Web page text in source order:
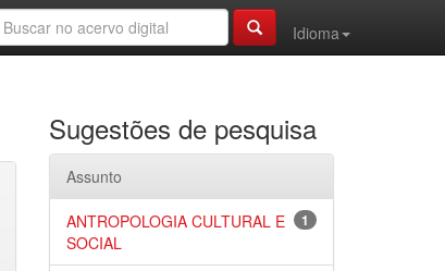
Idioma
Sugestões de pesquisa
Assunto
1
ANTROPOLOGIA CULTURAL E
SOCIAL